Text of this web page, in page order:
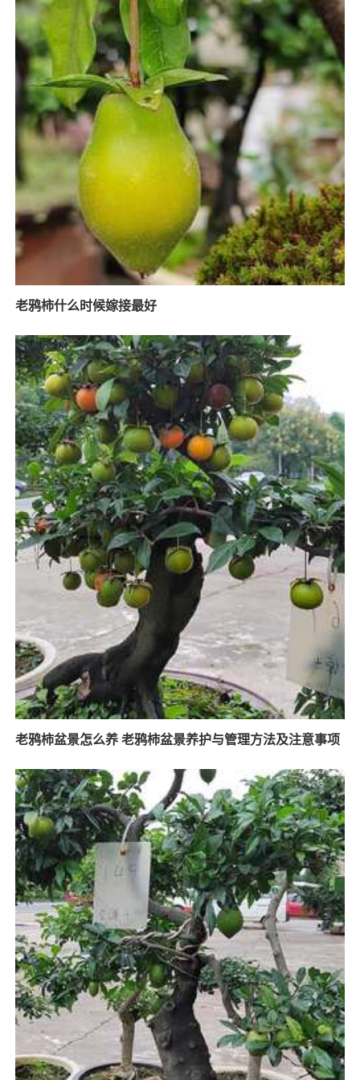
老鸦柿什么时候嫁接最好
老鸦柿盆景怎么养 老鸦柿盆景养护与管理方法及注意事项